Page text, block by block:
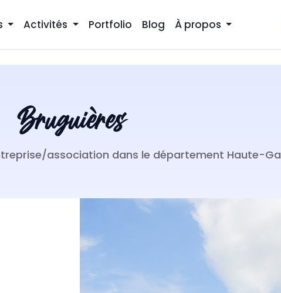
Activités Portfolio Blog À propos
Bruguières
association dans le département Haute-